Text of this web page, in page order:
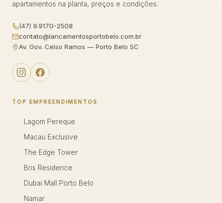
apartamentos na planta, preços e condições.
(47) 9.9170-2508
contato@lancamentosportobelo.com.br
Av. Gov. Celso Ramos — Porto Belo SC
TOP EMPREENDIMENTOS
Lagom Pereque
Macau Exclusive
The Edge Tower
Bris Residence
Dubai Mall Porto Belo
Namar